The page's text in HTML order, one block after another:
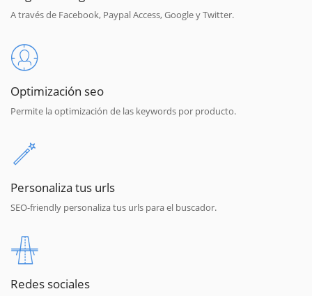
A través de Facebook, Paypal Access, Google y Twitter.
Optimización seo
Permite la optimización de las keywords por producto.
Personaliza tus urls
SEO-friendly personaliza tus urls para el buscador.
Redes sociales